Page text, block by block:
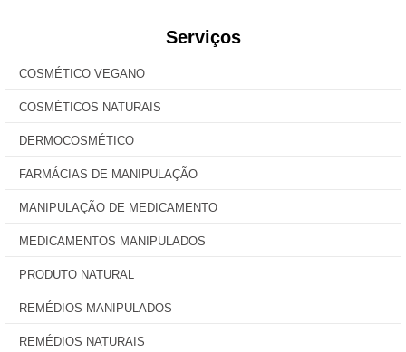
Serviços
COSMÉTICO VEGANO
COSMÉTICOS NATURAIS
DERMOCOSMÉTICO
FARMÁCIAS DE MANIPULAÇÃO
MANIPULAÇÃO DE MEDICAMENTO
MEDICAMENTOS MANIPULADOS
PRODUTO NATURAL
REMÉDIOS MANIPULADOS
REMÉDIOS NATURAIS